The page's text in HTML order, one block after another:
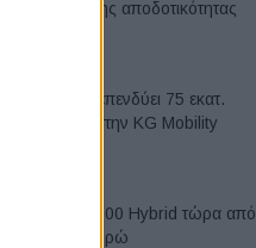
κορυφή της αποδοτικότητας
Η Chery επενδύει 75 εκατ.
δολάρια στην KG Mobility
Το FIAT 500 Hybrid τώρα από
18.990 ευρώ